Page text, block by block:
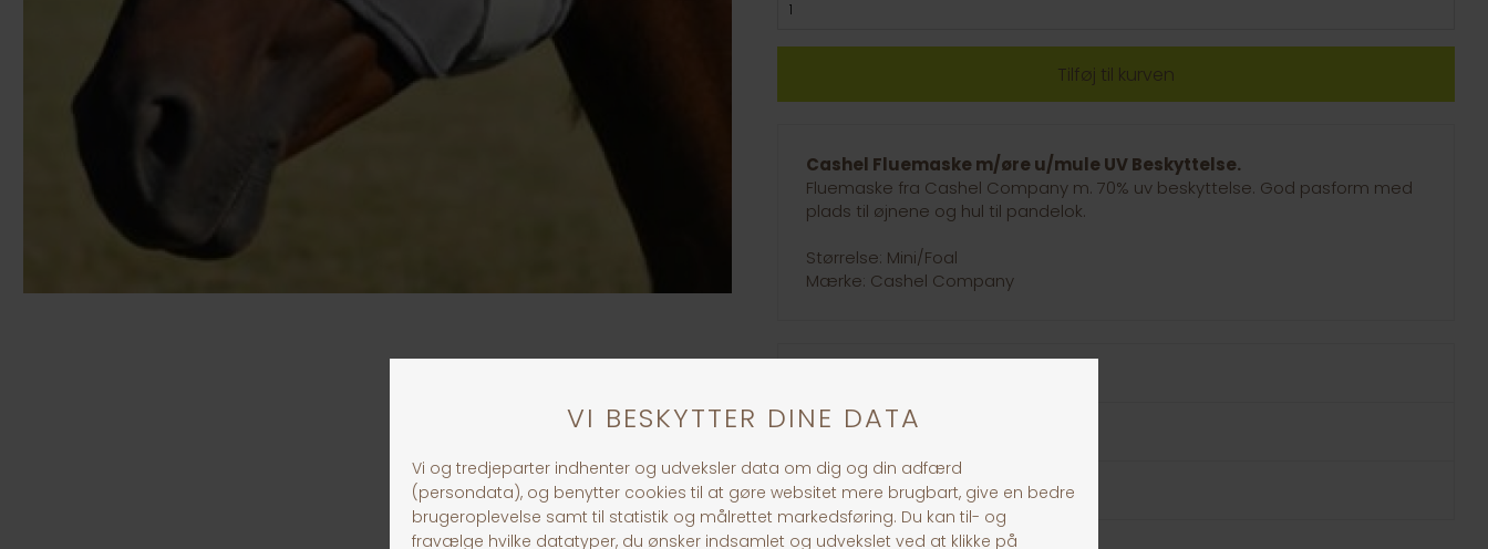
Cashel Fluemaske m/øre u/mule UV Beskyttelse.
Fluemaske fra Cashel Company m. 70% uv beskyttelse. God pasform med
plads til øjnene og hul til pandelok.
Størrelse: Mini/Foal
Mærke: Cashel Company
Fragt fra 39,-
1-3 dages levering